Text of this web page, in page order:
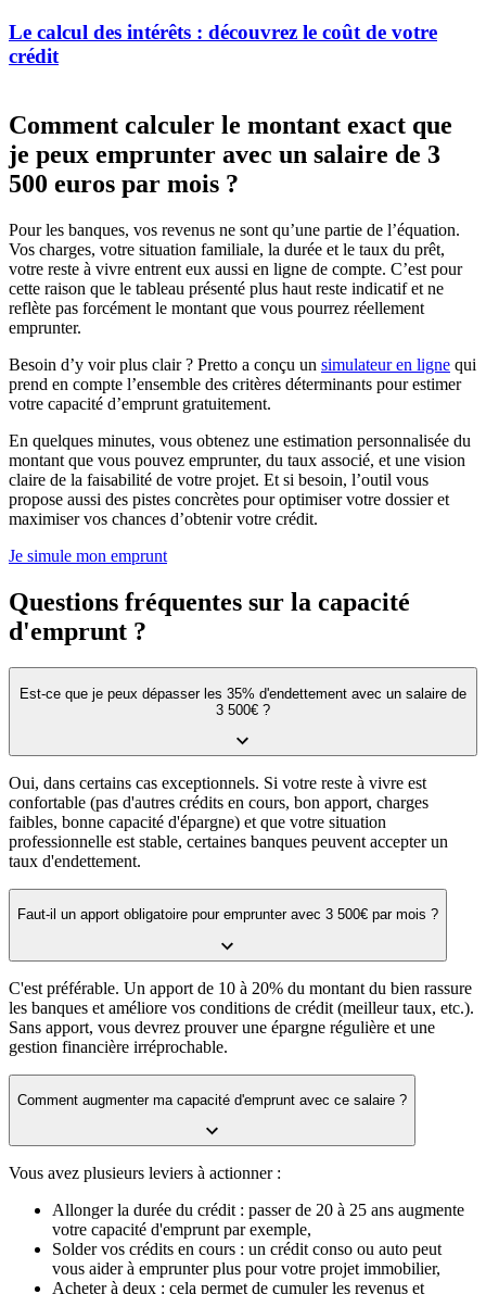
Le calcul des intérêts : découvrez le coût de votre
crédit
Comment calculer le montant exact que
je peux emprunter avec un salaire de 3
500 euros par mois ?
Pour les banques, vos revenus ne sont qu’une partie de l’équation.
Vos charges, votre situation familiale, la durée et le taux du prêt,
votre reste à vivre entrent eux aussi en ligne de compte. C’est pour
cette raison que le tableau présenté plus haut reste indicatif et ne
reflète pas forcément le montant que vous pourrez réellement
emprunter.
Besoin d’y voir plus clair ? Pretto a conçu un simulateur en ligne qui
prend en compte l’ensemble des critères déterminants pour estimer
votre capacité d’emprunt gratuitement.
En quelques minutes, vous obtenez une estimation personnalisée du
montant que vous pouvez emprunter, du taux associé, et une vision
claire de la faisabilité de votre projet. Et si besoin, l’outil vous
propose aussi des pistes concrètes pour optimiser votre dossier et
maximiser vos chances d’obtenir votre crédit.
Je simule mon emprunt
Questions fréquentes sur la capacité
d'emprunt ?
Est-ce que je peux dépasser les 35% d'endettement avec un salaire de
3 500€ ?
Oui, dans certains cas exceptionnels. Si votre reste à vivre est
confortable (pas d'autres crédits en cours, bon apport, charges
faibles, bonne capacité d'épargne) et que votre situation
professionnelle est stable, certaines banques peuvent accepter un
taux d'endettement.
Faut-il un apport obligatoire pour emprunter avec 3 500€ par mois ?
C'est préférable. Un apport de 10 à 20% du montant du bien rassure
les banques et améliore vos conditions de crédit (meilleur taux, etc.).
Sans apport, vous devrez prouver une épargne régulière et une
gestion financière irréprochable.
Comment augmenter ma capacité d'emprunt avec ce salaire ?
Vous avez plusieurs leviers à actionner :
Allonger la durée du crédit : passer de 20 à 25 ans augmente
votre capacité d'emprunt par exemple,
Solder vos crédits en cours : un crédit conso ou auto peut
vous aider à emprunter plus pour votre projet immobilier,
Acheter à deux : cela permet de cumuler les revenus et